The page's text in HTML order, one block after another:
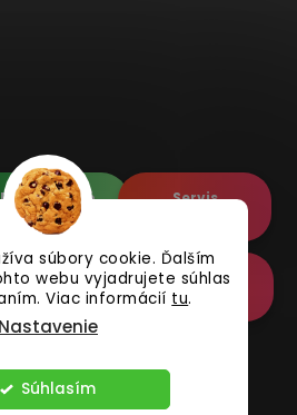
súbory cookie. Ďalším
webu vyjadrujete súhlas
Viac informácií tu.
Nastavenie
Súhlasím
Renovované
Apple's
Servis
Doplnkové
Online
Reklamácia
. Všetky práva vyhradené.